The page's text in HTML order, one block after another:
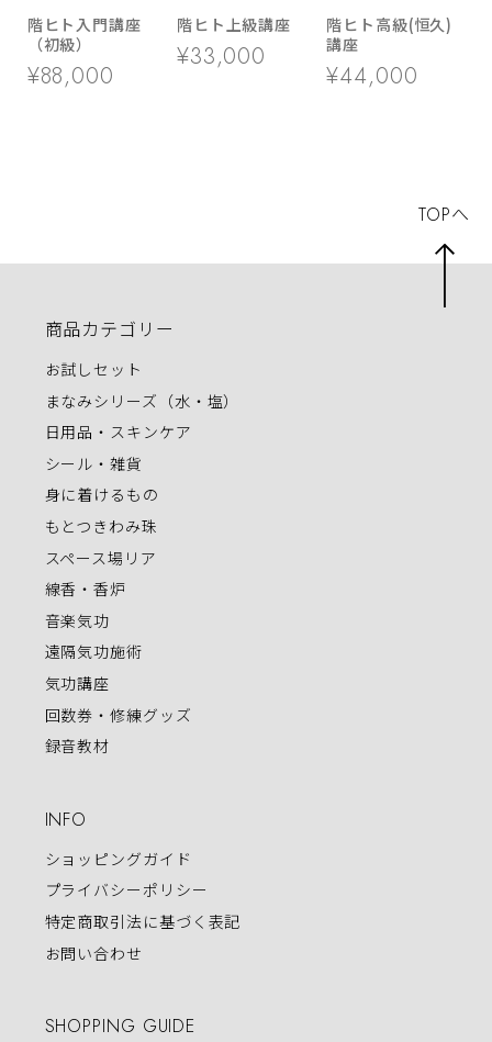
階ヒト入門講座
（初級）
¥88,000
階ヒト上級講座
¥33,000
階ヒト高級(恒久)
講座
¥44,000
商品カテゴリー
お試しセット
まなみシリーズ（水・塩）
日用品・スキンケア
シール・雑貨
身に着けるもの
もとつきわみ珠
スペース場リア
線香・香炉
音楽気功
遠隔気功施術
気功講座
回数券・修練グッズ
録音教材
INFO
ショッピングガイド
プライバシーポリシー
特定商取引法に基づく表記
お問い合わせ
SHOPPING GUIDE
TOPへ